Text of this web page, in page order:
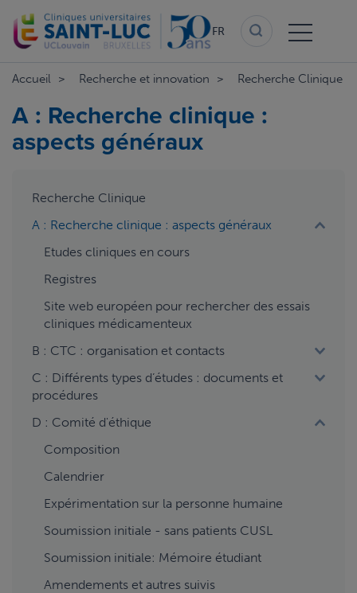
au
contenu
FR
Accueil Recherche et innovation Recherche Clinique
A : Recherche clinique :
aspects généraux
aside
Recherche Clinique
A : Recherche clinique : aspects généraux
Etudes cliniques en cours
Registres
Site web européen pour rechercher des essais
cliniques médicamenteux
B : CTC : organisation et contacts
C : Différents types d’études : documents et
procédures
D : Comité d'éthique
Composition
Calendrier
Expérimentation sur la personne humaine
Soumission initiale - sans patients CUSL
Soumission initiale: Mémoire étudiant
Amendements et autres suivis